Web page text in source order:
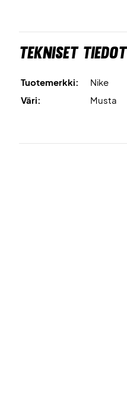
Tekniset tiedot
Tuotemerkki:
Nike
Väri:
Musta